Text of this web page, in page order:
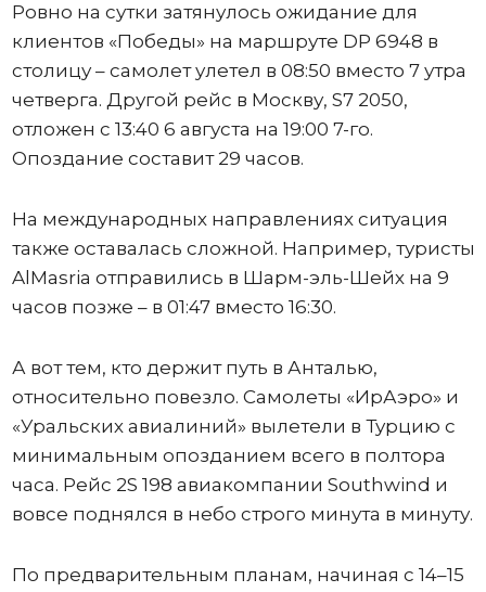
Ровно на сутки затянулось ожидание для
клиентов «Победы» на маршруте DP 6948 в
столицу – самолет улетел в 08:50 вместо 7 утра
четверга. Другой рейс в Москву, S7 2050,
отложен с 13:40 6 августа на 19:00 7-го.
Опоздание составит 29 часов.
На международных направлениях ситуация
также оставалась сложной. Например, туристы
AlMasria отправились в Шарм-эль-Шейх на 9
часов позже – в 01:47 вместо 16:30.
А вот тем, кто держит путь в Анталью,
относительно повезло. Самолеты «ИрАэро» и
«Уральских авиалиний» вылетели в Турцию с
минимальным опозданием всего в полтора
часа. Рейс 2S 198 авиакомпании Southwind и
вовсе поднялся в небо строго минута в минуту.
По предварительным планам, начиная с 14–15